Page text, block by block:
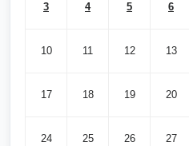
3 4 5 6
10 11 12 13
17 18 19 20
24 25 26 27